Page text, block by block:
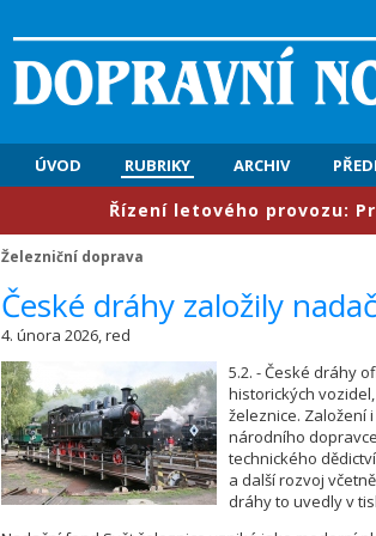
ÚVOD RUBRIKY ARCHIV
​Řízení letového provozu: První
Železniční doprava
​České dráhy založily
4. února 2026, red
5.2. - České dráhy
historických
železnice. Založení
národního
technického
a další rozvoj
dráhy to uvedly v